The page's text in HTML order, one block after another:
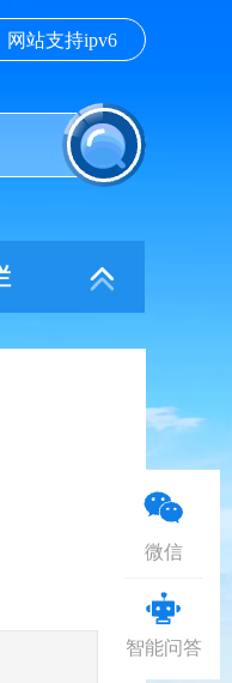
网站支持ipv6
微信
智能问答